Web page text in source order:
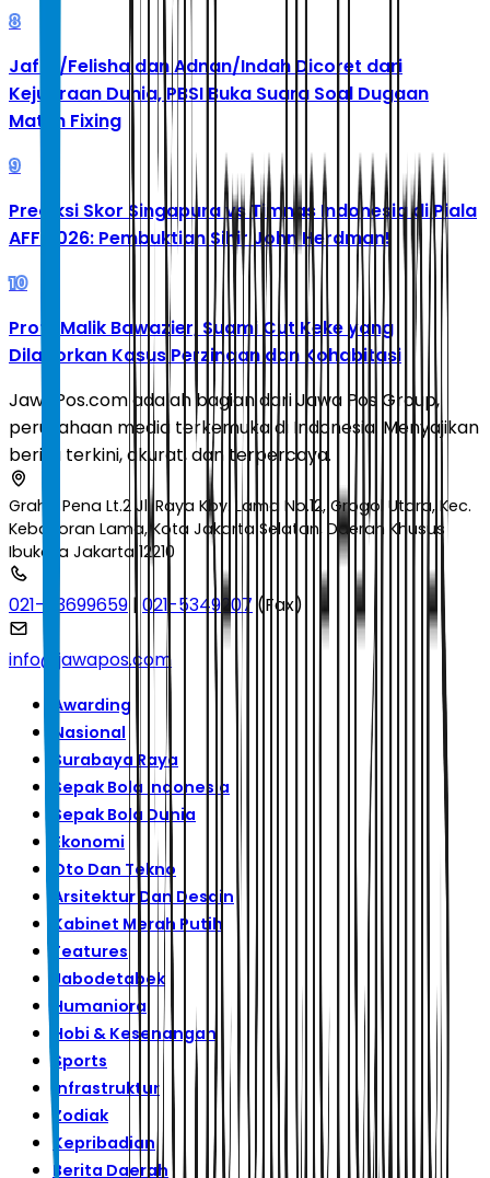
8
Jafar/Felisha dan Adnan/Indah Dicoret dari
Kejuaraan Dunia, PBSI Buka Suara Soal Dugaan
Match Fixing
9
Prediksi Skor Singapura vs Timnas Indonesia di Piala
AFF 2026: Pembuktian Sihir John Herdman!
10
Profil Malik Bawazier, Suami Cut Keke yang
Dilaporkan Kasus Perzinaan dan Kohabitasi
JawaPos.com adalah bagian dari Jawa Pos Group,
perusahaan media terkemuka di Indonesia. Menyajikan
berita terkini, akurat, dan terpercaya.
Graha Pena Lt.2 Jl. Raya Kby. Lama No.12, Grogol Utara, Kec.
Kebayoran Lama, Kota Jakarta Selatan, Daerah Khusus
Ibukota Jakarta 12210
021-53699659 | 021-5349207 (Fax)
info@jawapos.com
Awarding
Nasional
Surabaya Raya
Sepak Bola Indonesia
Sepak Bola Dunia
Ekonomi
Oto Dan Tekno
Arsitektur Dan Desain
Kabinet Merah Putih
Features
Jabodetabek
Humaniora
Hobi & Kesenangan
Sports
Infrastruktur
Zodiak
Kepribadian
Berita Daerah